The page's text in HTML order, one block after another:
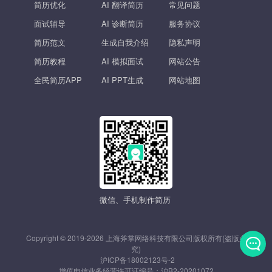
简历优化
面试辅导
简历范文
简历教程
全民简历APP
AI 翻译简历
AI 诊断简历
生成自我介绍
AI 模拟面试
AI PPT生成
常见问题
服务协议
隐私声明
网站公告
网站地图
微信、手机制作简历
Copyright © 2019-2026 上海斧掌网络科技有限公司版权所有(盗版必
究)
沪ICP备18002123号-2